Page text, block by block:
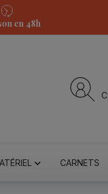
en 48h
CARNETS